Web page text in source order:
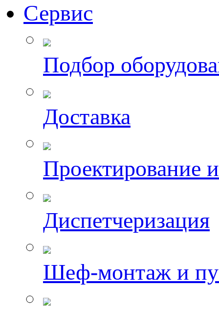
Сервис
Подбор
Доставка
Проектирование
Диспетчеризация
Шеф-монтаж и